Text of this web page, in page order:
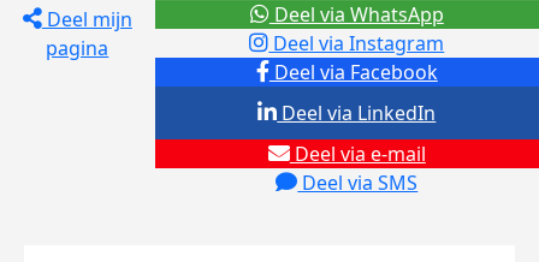
Deel mijn
pagina
Deel via Facebook
Deel via Instagram
Deel via e-mail
Deel via SMS
Deel via LinkedIn
Deel via WhatsApp